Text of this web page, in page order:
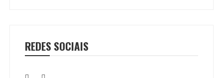
REDES SOCIAIS